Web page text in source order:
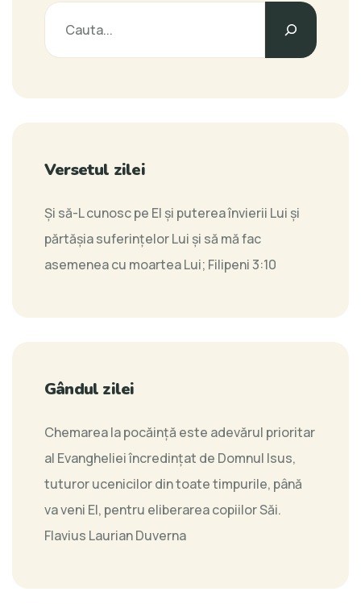
Versetul zilei
Şi să-L cunosc pe El şi puterea învierii Lui şi
părtăşia suferinţelor Lui şi să mă fac
asemenea cu moartea Lui; Filipeni 3:10
Gândul zilei
Chemarea la pocăinţă este adevărul prioritar
al Evangheliei încredinţat de Domnul Isus,
tuturor ucenicilor din toate timpurile, până
va veni El, pentru eliberarea copiilor Săi.
Flavius Laurian Duverna